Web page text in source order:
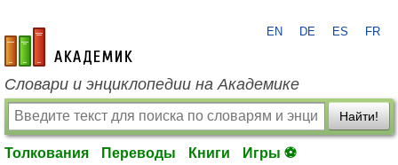
academic.ru
EN DE ES FR
Словари и энциклопедии на Академике
Найти!
Толкования Переводы Книги Игры ⚽